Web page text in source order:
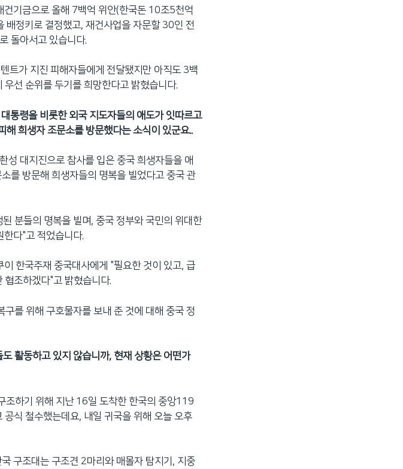
건기금으로 올해 7백억 위안(한국돈 10조5천억
배정키로 결정했고, 재건사업을 자문할 30인 전
돌아서고 있습니다.
트가 지진 피해자들에게 전달됐지만 아직도 3백
선 순위를 두기를 희망한다고 밝혔습니다.
통령을 비롯한 외국 지도자들의 애도가 잇따르고
해 희생자 조문소를 방문했다는 소식이 있군요..
성 대지진으로 참사를 입은 중국 희생자들을 애
를 방문해 희생자들의 명복을 빌었다고 중국 관
분들의 명복을 빌며, 중국 정부와 국민의 위대한
한다"고 적었습니다.
한국주재 중국대사에게 "필요한 것이 있고, 급
협조하겠다"고 밝혔습니다.
를 위해 구호물자를 보내 준 것에 대해 중국 정
활동하고 있지 않습니까, 현재 상황은 어떤가
조하기 위해 지난 16일 도착한 한국의 중앙119
식 철수했는데요, 내일 귀국을 위해 오늘 오후
구조대는 구조견 2마리와 매몰자 탐지기, 지중